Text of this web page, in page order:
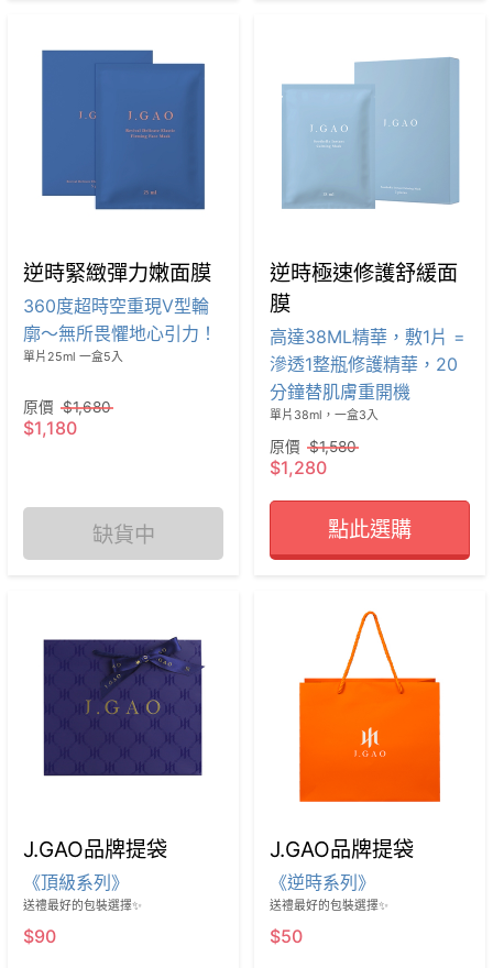
逆時緊緻彈力嫩面膜
360度超時空重現V型輪
廓～無所畏懼地心引力！
單片25ml 一盒5入
原價 $1,680
$1,180
缺貨中
逆時極速修護舒緩面
膜
高達38ML精華，敷1片 =
滲透1整瓶修護精華，20
分鐘替肌膚重開機
單片38ml，一盒3入
原價 $1,580
$1,280
點此選購
J.GAO品牌提袋
《頂級系列》
送禮最好的包裝選擇✨
$90
J.GAO品牌提袋
《逆時系列》
送禮最好的包裝選擇✨
$50